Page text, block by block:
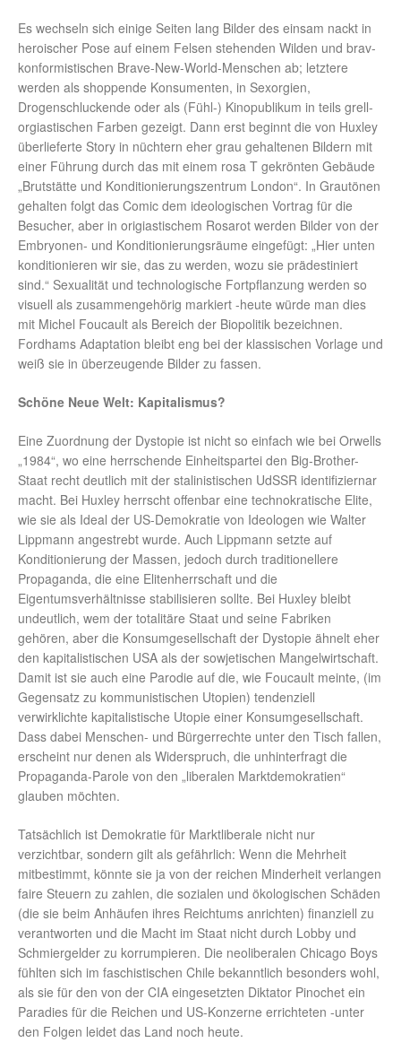
Es wechseln sich einige Seiten lang Bilder des einsam nackt in
heroischer Pose auf einem Felsen stehenden Wilden und brav-
konformistischen Brave-New-World-Menschen ab; letztere
werden als shoppende Konsumenten, in Sexorgien,
Drogenschluckende oder als (Fühl-) Kinopublikum in teils grell-
orgiastischen Farben gezeigt. Dann erst beginnt die von Huxley
überlieferte Story in nüchtern eher grau gehaltenen Bildern mit
einer Führung durch das mit einem rosa T gekrönten Gebäude
„Brutstätte und Konditionierungszentrum London“. In Grautönen
gehalten folgt das Comic dem ideologischen Vortrag für die
Besucher, aber in origiastischem Rosarot werden Bilder von der
Embryonen- und Konditionierungsräume eingefügt: „Hier unten
konditionieren wir sie, das zu werden, wozu sie prädestiniert
sind.“ Sexualität und technologische Fortpflanzung werden so
visuell als zusammengehörig markiert -heute würde man dies
mit Michel Foucault als Bereich der Biopolitik bezeichnen.
Fordhams Adaptation bleibt eng bei der klassischen Vorlage und
weiß sie in überzeugende Bilder zu fassen.
Schöne Neue Welt: Kapitalismus?
Eine Zuordnung der Dystopie ist nicht so einfach wie bei Orwells
„1984“, wo eine herrschende Einheitspartei den Big-Brother-
Staat recht deutlich mit der stalinistischen UdSSR identifiziernar
macht. Bei Huxley herrscht offenbar eine technokratische Elite,
wie sie als Ideal der US-Demokratie von Ideologen wie Walter
Lippmann angestrebt wurde. Auch Lippmann setzte auf
Konditionierung der Massen, jedoch durch traditionellere
Propaganda, die eine Elitenherrschaft und die
Eigentumsverhältnisse stabilisieren sollte. Bei Huxley bleibt
undeutlich, wem der totalitäre Staat und seine Fabriken
gehören, aber die Konsumgesellschaft der Dystopie ähnelt eher
den kapitalistischen USA als der sowjetischen Mangelwirtschaft.
Damit ist sie auch eine Parodie auf die, wie Foucault meinte, (im
Gegensatz zu kommunistischen Utopien) tendenziell
verwirklichte kapitalistische Utopie einer Konsumgesellschaft.
Dass dabei Menschen- und Bürgerrechte unter den Tisch fallen,
erscheint nur denen als Widerspruch, die unhinterfragt die
Propaganda-Parole von den „liberalen Marktdemokratien“
glauben möchten.
Tatsächlich ist Demokratie für Marktliberale nicht nur
verzichtbar, sondern gilt als gefährlich: Wenn die Mehrheit
mitbestimmt, könnte sie ja von der reichen Minderheit verlangen
faire Steuern zu zahlen, die sozialen und ökologischen Schäden
(die sie beim Anhäufen ihres Reichtums anrichten) finanziell zu
verantworten und die Macht im Staat nicht durch Lobby und
Schmiergelder zu korrumpieren. Die neoliberalen Chicago Boys
fühlten sich im faschistischen Chile bekanntlich besonders wohl,
als sie für den von der CIA eingesetzten Diktator Pinochet ein
Paradies für die Reichen und US-Konzerne errichteten -unter
den Folgen leidet das Land noch heute.